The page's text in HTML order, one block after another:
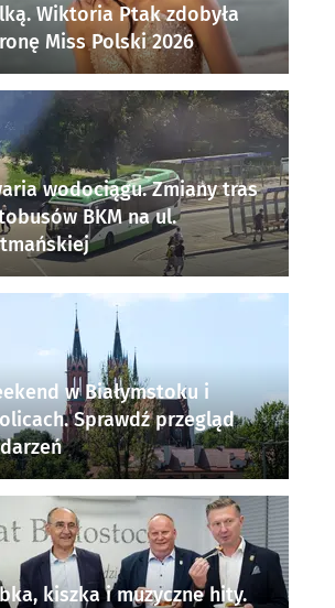
Wiktoria Ptak zdobyła
Miss Polski 2026
wodociągu. Zmiany tras
BKM na ul.
w Białymstoku i
Sprawdź przegląd
kiszka i muzyczne hity.